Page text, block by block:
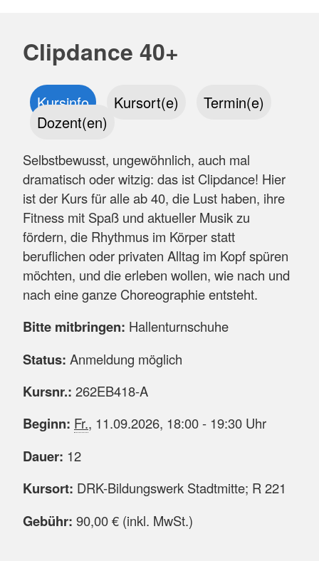
Clipdance 40+
Kursinfo Kursort(e)
Termin(e)
Dozent(en)
Selbstbewusst, ungewöhnlich, auch mal
dramatisch oder witzig: das ist Clipdance! Hier
ist der Kurs für alle ab 40, die Lust haben, ihre
Fitness mit Spaß und aktueller Musik zu
fördern, die Rhythmus im Körper statt
beruflichen oder privaten Alltag im Kopf spüren
möchten, und die erleben wollen, wie nach und
nach eine ganze Choreographie entsteht.
Bitte mitbringen: Hallenturnschuhe
Status: Anmeldung möglich
Kursnr.: 262EB418-A
Beginn: Fr., 11.09.2026, 18:00 - 19:30 Uhr
Dauer: 12
Kursort: DRK-Bildungswerk Stadtmitte; R 221
Gebühr: 90,00 € (inkl. MwSt.)